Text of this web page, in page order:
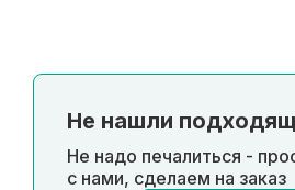
Не нашли
Не надо печалиться -
с нами, сделаем на заказ